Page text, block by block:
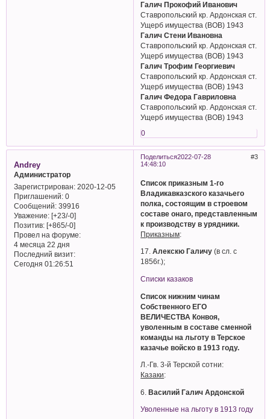
Галич Прокофий Иванович
Ставропольский кр. Ардонская ст.
Ущерб имущества (ВОВ) 1943
Галич Стени Ивановна
Ставропольский кр. Ардонская ст.
Ущерб имущества (ВОВ) 1943
Галич Трофим Георгиевич
Ставропольский кр. Ардонская ст.
Ущерб имущества (ВОВ) 1943
Галич Федора Гавриловна
Ставропольский кр. Ардонская ст.
Ущерб имущества (ВОВ) 1943
0
Поделиться 3
2022-07-28
14:48:10
Andrey
Администратор
Зарегистрирован: 2020-12-05
Приглашений:0
Сообщений:39916
Уважение: [+23/-0]
Позитив: [+865/-0]
Провел на форуме:
4 месяца 22 дня
Последний визит:
Сегодня 01:26:51
Список приказным 1-го
Владикавказского казачьего
полка, состоящим в строевом
составе онаго, представленным
к производству в урядники.
Приказным:
17.Алекскю Галичу (в сл. с
1856г.);
Списки казаков
Список нижним чинам
Собственного ЕГО
ВЕЛИЧЕСТВА Конвоя,
уволенным в составе сменной
команды на льготу в Терское
казачье войско в 1913 году.
Л.-Гв. 3-й Терской сотни:
Казаки:
6.Василий Галич Ардонской
Уволенные на льготу в 1913 году